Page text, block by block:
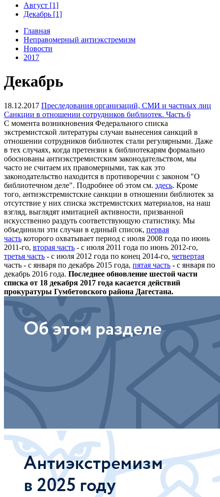
Август [1]
Декабрь [1]
Главная
Неправомерный антиэкстремизм
Новости
2017
Декабрь
18.12.2017 Преследования организаций, СМИ и частных лиц
Санкции в отношении сотрудников библиотек. Часть 6
С момента возникновения Федерального списка
экстремистской литературы случаи вынесения санкций в
отношении сотрудников библиотек стали регулярными. Даже
в тех случаях, когда претензии к библиотекарям формально
обоснованы антиэкстремистским законодательством, мы
часто не считаем их правомерными, так как это
законодательство находится в противоречии с законом "О
библиотечном деле". Подробнее об этом см. здесь. Кроме
того, антиэкстремистские санкции в отношении библиотек за
отсутствие у них списка экстремистских материалов, на наш
взгляд, выглядят имитацией активности, призванной
искусственно раздуть соответствующую статистику. Мы
объединили эти случаи в единый список, первая
часть которого охватывает период с июля 2008 года по июнь
2011-го, вторая часть - с июля 2011 года по июнь 2012-го,
третья часть - с июля 2012 года по конец 2014-го, четвертая
часть - с января по декабрь 2015 года, пятая часть - с января по
декабрь 2016 года. Последнее обновление шестой части
списка от 18 декабря 2017 года касается действий
прокуратуры Гумбетовского района Дагестана.